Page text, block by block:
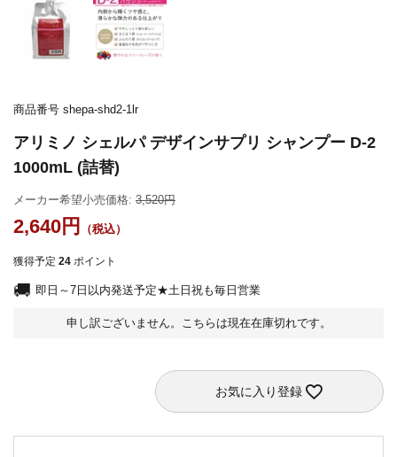
商品番号 shepa-shd2-1lr
アリミノ シェルパ デザインサプリ シャンプー D-2
1000mL (詰替)
メーカー希望小売価格: 3,520
2,640
獲得予定 24 ポイント
即日～7日以内発送予定★土日祝も毎日営業
申し訳ございません。こちらは現在在庫切れです。
お気に入り登録